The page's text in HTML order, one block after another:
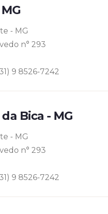
- MG
n° 293
9 8526-7242
Bica - MG
- MG
n° 293
9 8526-7242